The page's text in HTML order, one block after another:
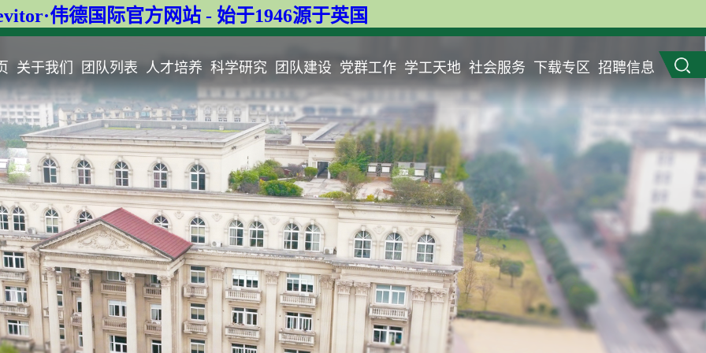
伟德国际官方网站 - 始于1946源于英国
关于我们 团队列表 人才培养 科学研究 团队建设 党群工作 学工天地 社会服务 下载专区 招聘信息